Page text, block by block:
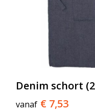
Denim schort
vanaf € 7,53